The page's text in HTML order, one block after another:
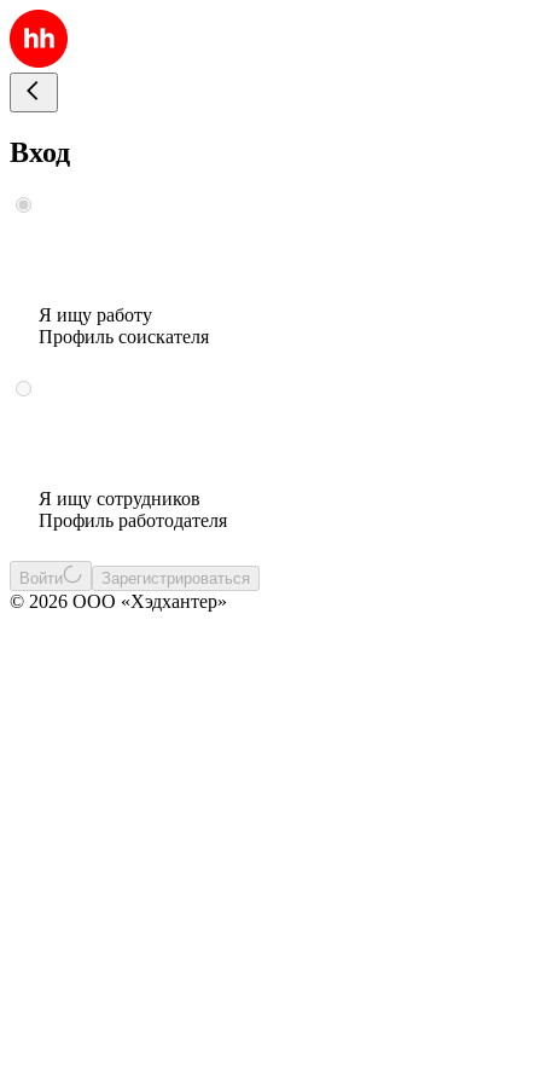
Вход
Я ищу работу
Профиль соискателя
Я ищу сотрудников
Профиль работодателя
Войти Зарегистрироваться
© 2026 ООО «Хэдхантер»